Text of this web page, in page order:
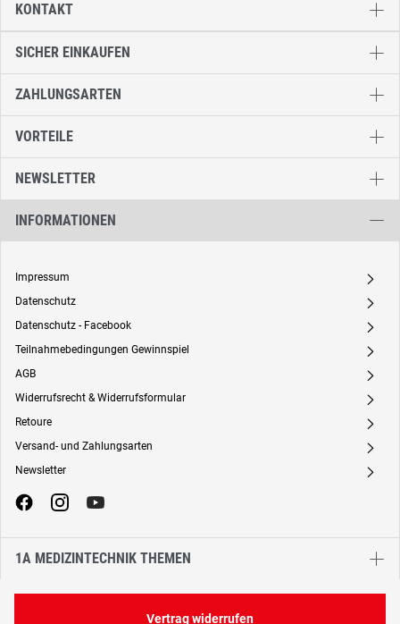
SICHER EINKAUFEN
ZAHLUNGSARTEN
VORTEILE
NEWSLETTER
INFORMATIONEN
Impressum A
Datenschutz A
Datenschutz - Facebook A
Teilnahmebedingungen Gewinnspiel A
AGB A
Widerrufsrecht & Widerrufsformular A
Retoure A
Versand- und Zahlungsarten A
Newsletter A
1A MEDIZINTECHNIK THEMEN
KONTAKT
Vertrag widerrufen